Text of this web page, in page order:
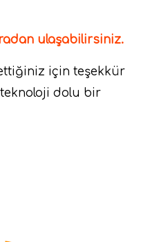
ulaşabilirsiniz.
için teşekkür
dolu bir